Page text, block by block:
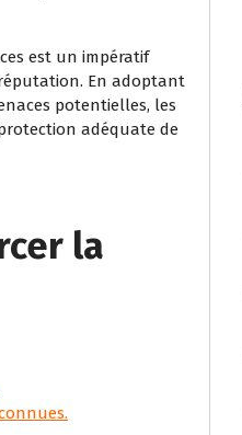
est un impératif
En adoptant
potentielles, les
adéquate de
la